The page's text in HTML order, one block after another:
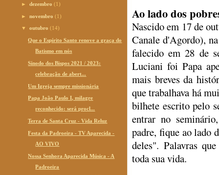
►dezembro(1)
►novembro(1)
▼outubro(14)
Que o Espírito Santo renove a graça do
Batismo em nós
Sínodo dos Bispos 2021 / 2023:
celebração de abert...
Um Igreja sempre missionária
Papa João Paulo I, milagre
reconhecido: será procl...
Terra de Santa Cruz - Vida Reluz
Festa da Padroeira - TV Aparecida -
AO VIVO
Nossa Senhora Aparecida Música - A
Padroeira
Ao lado dos
Nascido em 17 de
Canale d'Agordo),
falecido em 28 de
Luciani foi Papa
mais breves da
que trabalhava há
bilhete escrito pelo
entrar no
padre, fique ao lado
deles". Palavras
toda sua vida.